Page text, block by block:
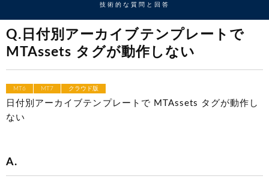
技術的な質問と回答
Q.日付別アーカイブテンプレートで
MTAssets タグが動作しない
MT6 MT7 クラウド版
日付別アーカイブテンプレートで MTAssets タグが動作し
ない
A.